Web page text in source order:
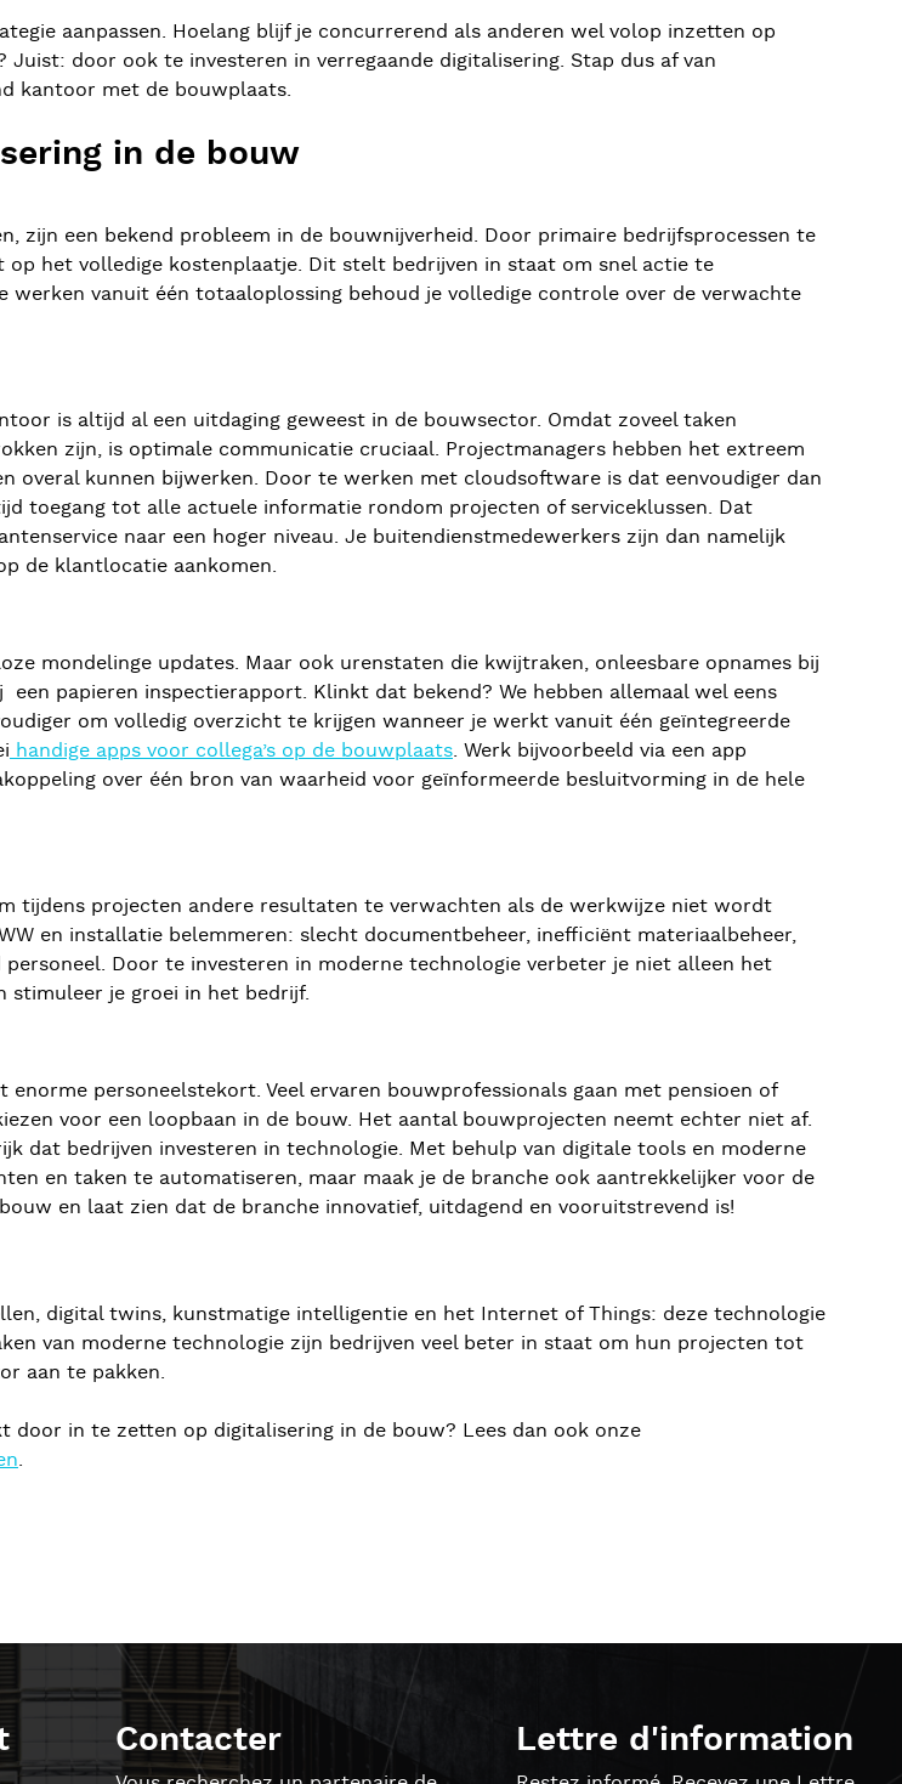
aanpassen. Hoelang blijf je concurrerend als anderen wel volop inzetten op
door ook te investeren in verregaande digitalisering. Stap dus af van
kantoor met de bouwplaats.
in de bouw
zijn een bekend probleem in de bouwnijverheid. Door primaire bedrijfsprocessen te
het volledige kostenplaatje. Dit stelt bedrijven in staat om snel actie te
vanuit één totaaloplossing behoud je volledige controle over de verwachte
is altijd al een uitdaging geweest in de bouwsector. Omdat zoveel taken
zijn, is optimale communicatie cruciaal. Projectmanagers hebben het extreem
kunnen bijwerken. Door te werken met cloudsoftware is dat eenvoudiger dan
toegang tot alle actuele informatie rondom projecten of serviceklussen. Dat
naar een hoger niveau. Je buitendienstmedewerkers zijn dan namelijk
de klantlocatie aankomen.
mondelinge updates. Maar ook urenstaten die kwijtraken, onleesbare opnames bij
papieren inspectierapport. Klinkt dat bekend? We hebben allemaal wel eens
om volledig overzicht te krijgen wanneer je werkt vanuit één geïntegreerde
handige apps voor collega’s op de bouwplaats. Werk bijvoorbeeld via een app
over één bron van waarheid voor geïnformeerde besluitvorming in de hele
tijdens projecten andere resultaten te verwachten als de werkwijze niet wordt
en installatie belemmeren: slecht documentbeheer, inefficiënt materiaalbeheer,
Door te investeren in moderne technologie verbeter je niet alleen het
stimuleer je groei in het bedrijf.
personeelstekort. Veel ervaren bouwprofessionals gaan met pensioen of
voor een loopbaan in de bouw. Het aantal bouwprojecten neemt echter niet af.
dat bedrijven investeren in technologie. Met behulp van digitale tools en moderne
en taken te automatiseren, maar maak je de branche ook aantrekkelijker voor de
en laat zien dat de branche innovatief, uitdagend en vooruitstrevend is!
digital twins, kunstmatige intelligentie en het Internet of Things: deze technologie
van moderne technologie zijn bedrijven veel beter in staat om hun projecten tot
aan te pakken.
door in te zetten op digitalisering in de bouw? Lees dan ook onze
.
Contacter Lettre d'information